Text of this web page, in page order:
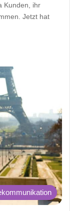
Kunden, ihr
Jetzt hat